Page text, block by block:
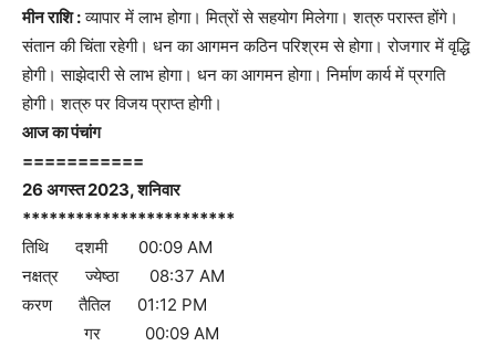
मीन राशि :व्यापार में लाभ होगा। मित्रों से सहयोग मिलेगा। शत्रु परास्त होंगे।
संतान की चिंता रहेगी। धन का आगमन कठिन परिश्रम से होगा। रोजगार में वृद्धि
होगी। साझेदारी से लाभ होगा। धन का आगमन होगा। निर्माण कार्य में प्रगति
होगी। शत्रु पर विजय प्राप्त होगी।
आज का पंचांग
===========
26 अगस्त 2023, शनिवार
************************
तिथि दशमी 00:09 AM
नक्षत्र ज्येष्ठा 08:37 AM
करण तैतिल 01:12 PM
गर 00:09 AM